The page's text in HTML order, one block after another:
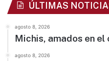
ÚLTIMAS
agosto 8, 2026
Michis, amados en el
agosto 8, 2026